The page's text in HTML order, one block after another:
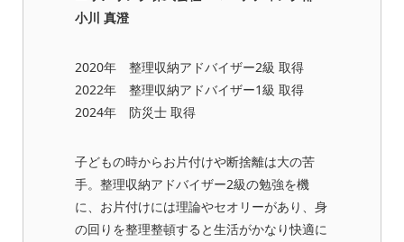
小川 真澄
2020年 整理収納アドバイザー2級 取得
2022年 整理収納アドバイザー1級 取得
2024年 防災士 取得
子どもの時からお片付けや断捨離は大の苦
手。整理収納アドバイザー2級の勉強を機
に、お片付けには理論やセオリーがあり、身
の回りを整理整頓すると生活がかなり快適に